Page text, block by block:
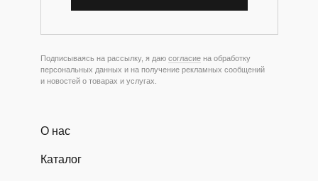
Подписываясь на рассылку, я даю согласие на обработку
персональных данных и на получение рекламных сообщений
и новостей о товарах и услугах.
Каталог
О нас